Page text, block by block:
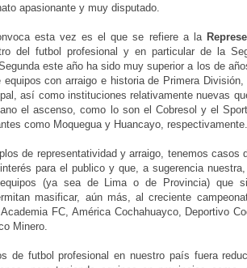
apasionante y muy disputado.
esta vez es el que se refiere a la
del futbol profesional y en particular de la
este año ha sido muy superior a los de
con arraigo e historia de Primera
así como instituciones relativamente nuevas
el ascenso, como lo son el Cobresol y el
como Moquegua y Huancayo, respectivamente.
de representatividad y arraigo, tenemos casos
para el publico y que, a sugerencia
(ya sea de Lima o de Provincia) que
masificar, aún más, al creciente
FC, América Cochahuayco, Deportivo
Minero.
de futbol profesional en nuestro país fuera